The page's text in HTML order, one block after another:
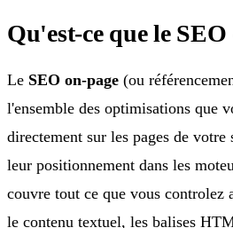
Qu'est-ce que le SEO
Le SEO on-page (ou
l'ensemble des optimisations que
directement sur les pages de
leur positionnement dans les
couvre tout ce que vous controlez
le contenu textuel, les balises